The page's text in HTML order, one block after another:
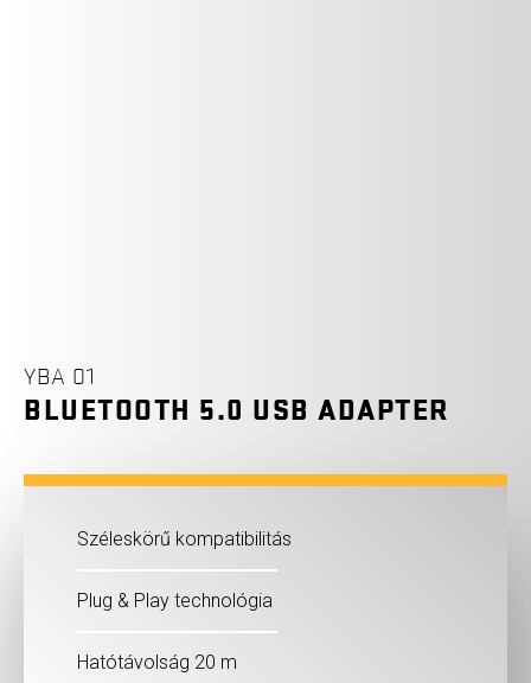
YBA 01
BLUETOOTH 5.0 USB ADAPTER
Széleskörű kompatibilitás
Plug & Play technológia
Hatótávolság 20 m